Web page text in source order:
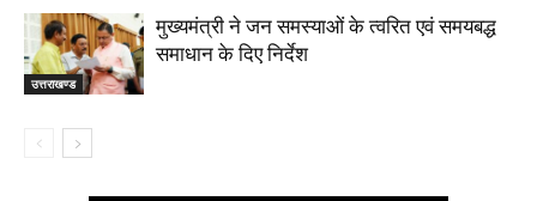
उत्तराखण्ड
मुख्यमंत्री ने जन समस्याओं के त्वरित एवं समयबद्ध
समाधान के दिए निर्देश